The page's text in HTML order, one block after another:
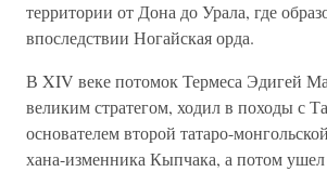
территории от Дона до Урала, где
впоследствии Ногайская орда.
В XIV веке потомок Термеса Эдигей
великим стратегом, ходил в походы с
основателем второй татаро-
хана-изменника Кыпчака, а потом